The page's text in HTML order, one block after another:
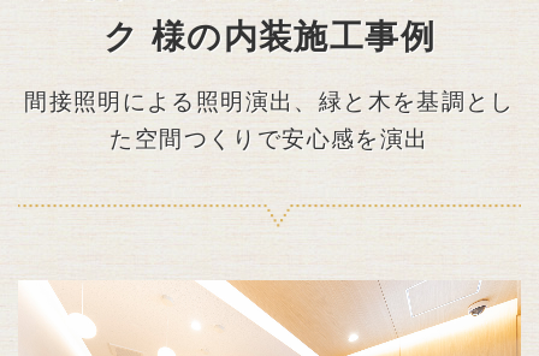
ク 様の内装施工事例
間接照明による照明演出、緑と木を基調とし
た空間つくりで安心感を演出